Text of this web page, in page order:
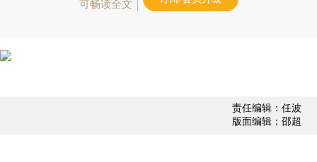
可畅读全文
责任编辑：任波
版面编辑：邵超